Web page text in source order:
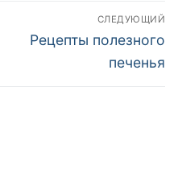
СЛЕДУЮЩИЙ
Следующая
Рецепты полезного
печенья